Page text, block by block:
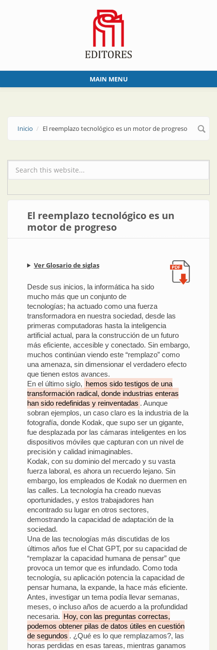
MAIN MENU
Inicio El reemplazo tecnológico es un motor de progreso
Formulario de búsqueda
El reemplazo tecnológico es un
motor de progreso
Ver Glosario de siglas
Desde sus inicios, la informática ha sido
mucho más que un conjunto de
tecnologías; ha actuado como una fuerza
transformadora en nuestra sociedad, desde las
primeras computadoras hasta la inteligencia
artificial actual, para la construcción de un futuro
más eficiente, accesible y conectado. Sin embargo,
muchos continúan viendo este “remplazo” como
una amenaza, sin dimensionar el verdadero efecto
que tienen estos avances.
En el último siglo, hemos sido testigos de una
transformación radical, donde industrias enteras
han sido redefinidas y reinventadas . Aunque
sobran ejemplos, un caso claro es la industria de la
fotografía, donde Kodak, que supo ser un gigante,
fue desplazada por las cámaras inteligentes en los
dispositivos móviles que capturan con un nivel de
precisión y calidad inimaginables.
Kodak, con su dominio del mercado y su vasta
fuerza laboral, es ahora un recuerdo lejano. Sin
embargo, los empleados de Kodak no duermen en
las calles. La tecnología ha creado nuevas
oportunidades, y estos trabajadores han
encontrado su lugar en otros sectores,
demostrando la capacidad de adaptación de la
sociedad.
Una de las tecnologías más discutidas de los
últimos años fue el Chat GPT, por su capacidad de
“remplazar la capacidad humana de pensar” que
provoca un temor que es infundado. Como toda
tecnología, su aplicación potencia la capacidad de
pensar humana, la expande, la hace más eficiente.
Antes, investigar un tema podía llevar semanas,
meses, o incluso años de acuerdo a la profundidad
necesaria. Hoy, con las preguntas correctas,
podemos obtener pilas de datos útiles en cuestión
de segundos . ¿Qué es lo que remplazamos?, las
horas perdidas en esas tareas, mientras ganamos